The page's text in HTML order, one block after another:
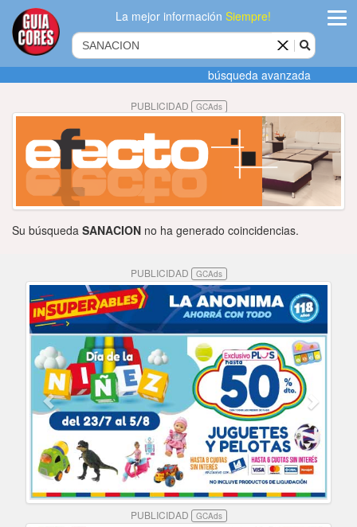
La mejor informaciónSiempre!
Agregar
empresa
Actualizar
datos
Publicidad
Tiendacores
Contactenos
búsqueda avanzada
PUBLICIDAD GCAds
Su búsqueda SANACION no ha generado coincidencias.
PUBLICIDAD GCAds
PUBLICIDAD GCAds